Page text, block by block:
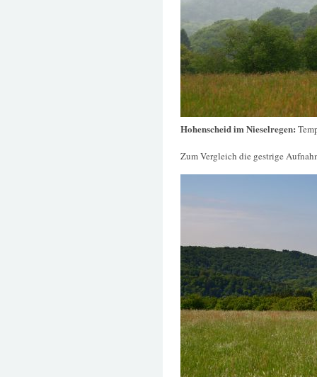
Hohenscheid im Nieselregen:
Zum Vergleich die gestrige